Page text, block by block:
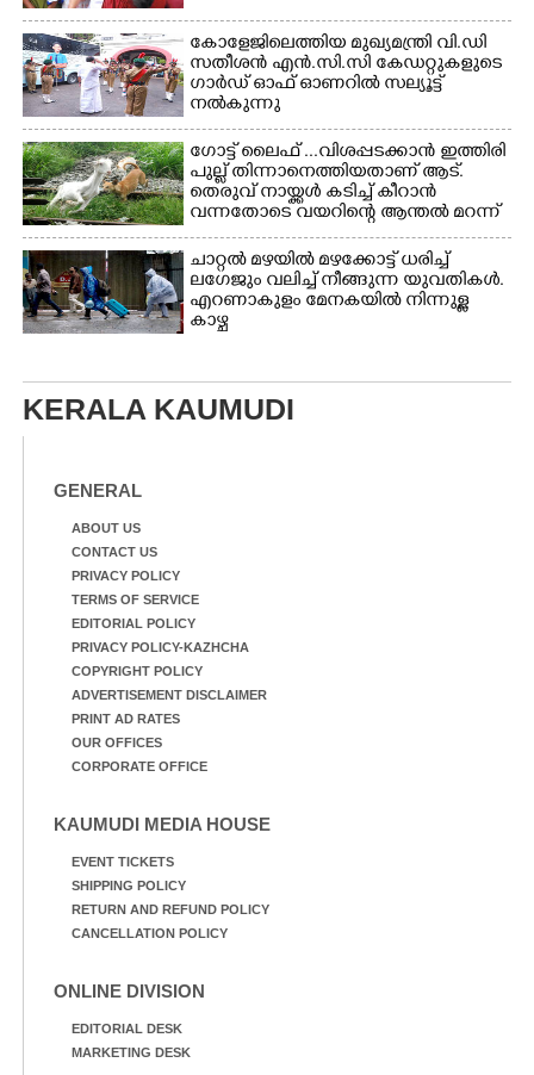
കോളേജിലെത്തിയ മുഖ്യമന്ത്രി വി.ഡി
സതീശൻ എൻ.സി.സി കേഡറ്റുകളുടെ
ഗാർഡ് ഓഫ് ഓണറിൽ സല്യൂട്ട്
നൽകുന്നു
ഗോട്ട് ലൈഫ് ...വിശപ്പടക്കാൻ ഇത്തിരി
പുല്ല് തിന്നാനെത്തിയതാണ് ആട്.
തെരുവ് നായ്ക്കൾ കടിച്ച് കീറാൻ
വന്നതോടെ വയറിന്റെ ആന്തൽ മറന്ന്
ജീവന് വേണ്ടിയായി ഓട്ടം.
എറണാകുളം വാത്തുരുത്തിയിൽ
നിന്നുള്ള കാഴ്ച
ചാറ്റൽ മഴയിൽ മഴക്കോട്ട് ധരിച്ച്
ലഗേജും വലിച്ച് നീങ്ങുന്ന യുവതികൾ.
എറണാകുളം മേനകയിൽ നിന്നുള്ള
കാഴ്ച
KERALA KAUMUDI
GENERAL
ABOUT US
CONTACT US
PRIVACY POLICY
TERMS OF SERVICE
EDITORIAL POLICY
PRIVACY POLICY-KAZHCHA
COPYRIGHT POLICY
ADVERTISEMENT DISCLAIMER
PRINT AD RATES
OUR OFFICES
CORPORATE OFFICE
KAUMUDI MEDIA HOUSE
EVENT TICKETS
SHIPPING POLICY
RETURN AND REFUND POLICY
CANCELLATION POLICY
ONLINE DIVISION
EDITORIAL DESK
MARKETING DESK